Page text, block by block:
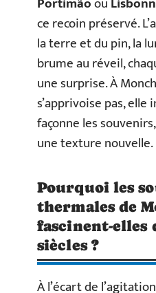
ce recoin préservé.
la terre et du pin, la
brume au réveil,
une surprise. À
s’apprivoise pas, elle
façonne les
une texture nouvelle.
Pourquoi les
thermales de
fascinent-elles
siècles ?
À l’écart de